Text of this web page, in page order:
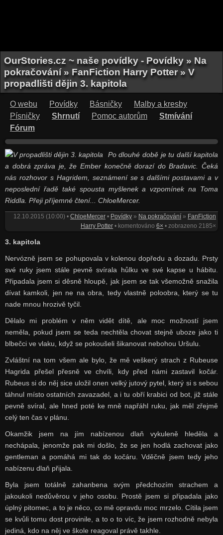
OurStories.cz ~ naše povídky - Povídky » Na
pokračování » FanFiction Harry Potter » V
propadlišti dějin 3. kapitola
O webu Povídky Básničky
Malby a kresby
Písničky
Shrnutí Pomoc autorům
Stmívání
Fórum
Po dlouhé době je tu další kapitola
a dobrá zpráva je, že Ember konečně dorazí do Bradavic. Čeká
nás rozhovor s Hagridem, seznámení se s dalšími postavami a v
neposlední řadě také spousta myšlenek a vzpomínek na Toma
Riddla. Přeji příjemné čtení... ChloeMercer.
12.10.2015 (10:00) •ChloeMercer • Povídky » Na pokračování » FanFiction
Harry Potter • komentováno6× • zobrazeno 2185×
3. kapitola
Nervózně jsem se pohupovala v kolenou dopředu a dozadu. Prsty
své ruky jsem stále pevně svírala hůlku ve své kapse u hábitu.
Připadala jsem si děsně hloupě, jak jsem se tak všemožně snažila
dívat kamkoli, jen ne na obra, tedy vlastně poloobra, který se tu
nade mnou hrozivě tyčil.
Dělalo mi problém v něm vidět dítě, ale moc možností jsem
neměla, pokud jsem se teda nechtěla chovat stejně uboze jako ti
blbečci ve vlaku, když se pokoušeli šikanovat nebohou Uršulu.
Zvláštní na tom všem ale bylo, že mě veškerý strach z Rubeuse
Hagrida přešel přesně ve chvíli, kdy před námi zastavil kočár.
Rubeus si do něj sice uložil onen velký jutový pytel, který si s sebou
táhnul místo ostatních zavazadel, a i tu obří krabici od bot, již stále
pevně svíral, ale hned poté ke mně napřáhl ruku, jak měl zřejmě
celý ten čas v plánu.
Okamžik jsem na jím nabízenou dlaň vykuleně hleděla a
nechápala, jenomže pak mi došlo, že se jen hodlá zachovat jako
gentleman a pomáhá mi tak do kočáru. Vděčně jsem tedy jeho
nabízenu dlaň přijala.
Byla jsem totálně zahanbena svým předchozím strachem a
jakoukoli nedůvěrou v jeho osobu. Prostě jsem si připadala jako
úplný pitomec, a to je něco, co mě opravdu moc mrzelo. Cítila jsem
se kvůli tomu dost provinile, a to o to víc, že jsem rozhodně nebyla
jediná, kdo na něj ve škole reagoval právě takhle.